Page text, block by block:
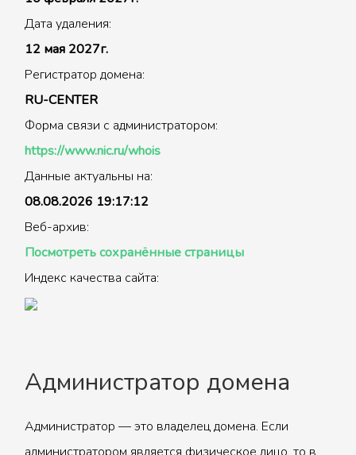
Дата удаления:
12 мая 2027г.
Регистратор домена:
RU-CENTER
Форма связи с администратором:
https://www.nic.ru/whois
Данные актуальны на:
08.08.2026 19:17:12
Веб-архив:
Посмотреть сохранённые страницы
Индекс качества сайта:
Администратор домена
Администратор — это владелец домена. Если